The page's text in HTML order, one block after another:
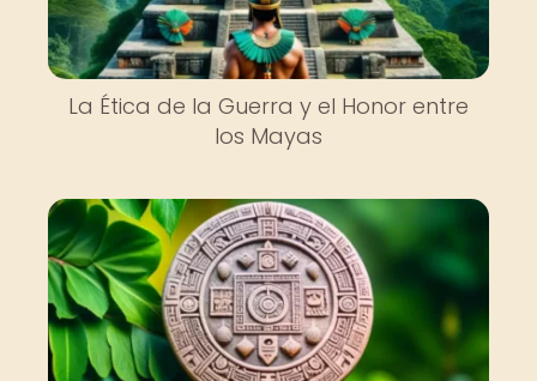
La Ética de la Guerra y el Honor entre
los Mayas